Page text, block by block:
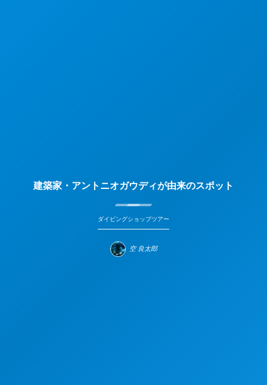
建築家・アントニオガウディが由来のスポット
ダイビングショップツアー
空 良太郎